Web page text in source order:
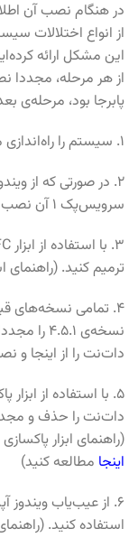
در هنگام نصب آن
از انواع اختلالات
این مشکل ارائه
از هر مرحله، مجددا
پابرجا بود، مرحله‌ی
۱. سیستم را راه‌اندازی مجدد (Restart) کرده و مجددا امتحان کنید.
سرویس‌پک ۱ آن نصب است. (راهنمای نصب در
ترمیم کنید. (راهنمای
۴. تمامی نسخه‌های
نسخه‌ی
دات‌نت را از اینجا و نصب
۵. با استفاده از
(راهنمای ابزار
اینجا مطالعه کنید)
۶. از عیب‌یاب
استفاده کنید.